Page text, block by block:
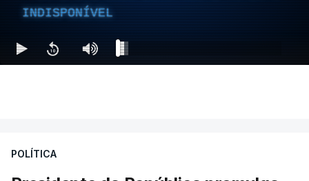
INDISPONÍVEL
POLÍTICA